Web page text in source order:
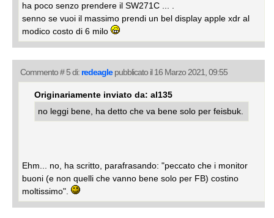
ha poco senzo prendere il SW271C ... .
senno se vuoi il massimo prendi un bel display apple xdr al
modico costo di 6 milo
Commento # 5 di: redeaglepubblicato il 16 Marzo 2021, 09:55
Originariamente inviato da: al135
no leggi bene, ha detto che va bene solo per feisbuk.
Ehm... no, ha scritto, parafrasando: "peccato che i monitor
buoni (e non quelli che vanno bene solo per FB) costino
moltissimo".